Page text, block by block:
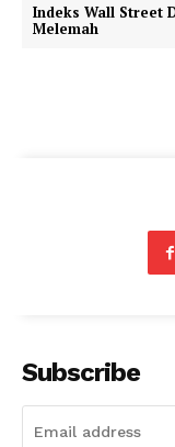
Indeks Wall Street
Melemah
Subscribe